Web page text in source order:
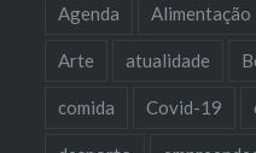
Agenda Alimentação
Arte atualidade
comida Covid-19